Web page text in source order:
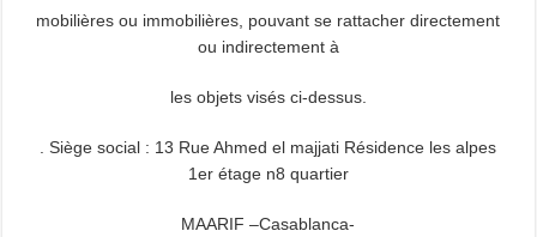
mobilières ou immobilières, pouvant se rattacher directement
ou indirectement à
les objets visés ci-dessus.
. Siège social : 13 Rue Ahmed el majjati Résidence les alpes
1er étage n8 quartier
MAARIF –Casablanca-